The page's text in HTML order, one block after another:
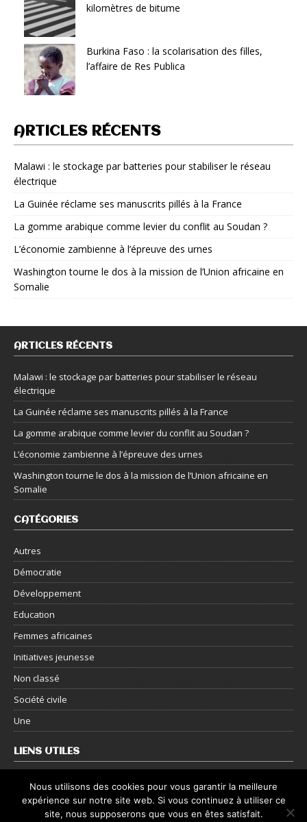
kilomètres de bitume
Burkina Faso : la scolarisation des filles,
l’affaire de Res Publica
ARTICLES RÉCENTS
Malawi : le stockage par batteries pour stabiliser le réseau
électrique
La Guinée réclame ses manuscrits pillés à la France
La gomme arabique comme levier du conflit au Soudan ?
L’économie zambienne à l’épreuve des urnes
Washington tourne le dos à la mission de l’Union africaine en
Somalie
ARTICLES RÉCENTS
Malawi : le stockage par batteries pour stabiliser le réseau
électrique
La Guinée réclame ses manuscrits pillés à la France
La gomme arabique comme levier du conflit au Soudan ?
L’économie zambienne à l’épreuve des urnes
Washington tourne le dos à la mission de l’Union africaine en
Somalie
CATÉGORIES
Autres
Démocratie
Développement
Education
Femmes africaines
Initiatives jeunesse
Non classé
Société civile
Une
LIENS UTILES
Nous contacter
Mentions légales
Nous utilisons des cookies pour vous garantir la meilleure
expérience sur notre site web. Si vous continuez à utiliser ce
site, nous supposerons que vous en êtes satisfait.